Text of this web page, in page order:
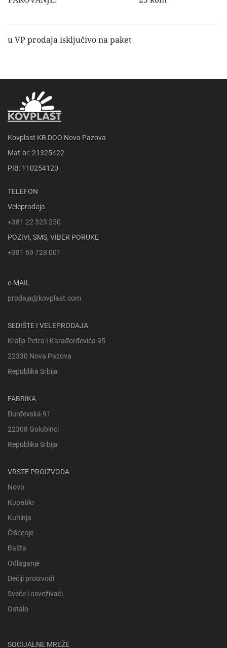
u VP prodaja isključivo na paket
Kovplast KB DOO Nova Pazova
Mat.br: 21325422
PIB: 110254120
TELEFON
Veleprodaja
+381 22 323 250
POZIVI, SMS, VIBER PORUKE
+381 69 728 001
e-MAIL
prodaja@kovplast.com
SEDIŠTE I VELEPRODAJA
Kralja Petra I Karađorđevića 95
22330 Nova Pazova
Republika Srbija
FABRIKA
Đurđevska 91
22308 Golubinci
Republika Srbija
VRSTE PROIZVODA
Novo
Kupatilo
Kuhinja
Čišćenje
Bašta
Odlaganje
Dečiji proizvodi
Sveće i osveživači
Ostalo
SOCIJALNE MREŽE